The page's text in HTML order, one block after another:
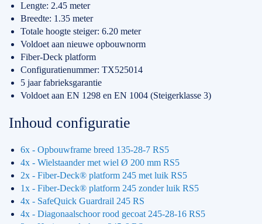
Lengte: 2.45 meter
Breedte: 1.35 meter
Totale hoogte steiger: 6.20 meter
Voldoet aan nieuwe opbouwnorm
Fiber-Deck platform
Configuratienummer: TX525014
5 jaar fabrieksgarantie
Voldoet aan EN 1298 en EN 1004 (Steigerklasse 3)
Inhoud configuratie
6x - Opbouwframe breed 135-28-7 RS5
4x - Wielstaander met wiel Ø 200 mm RS5
2x - Fiber-Deck® platform 245 met luik RS5
1x - Fiber-Deck® platform 245 zonder luik RS5
4x - SafeQuick Guardrail 245 RS
4x - Diagonaalschoor rood gecoat 245-28-16 RS5